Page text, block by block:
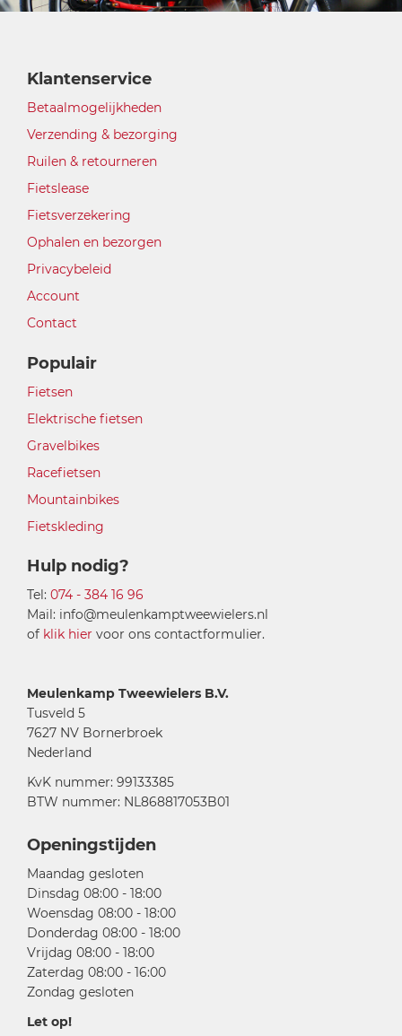
Klantenservice
Betaalmogelijkheden
Verzending & bezorging
Ruilen & retourneren
Fietslease
Fietsverzekering
Ophalen en bezorgen
Privacybeleid
Account
Contact
Populair
Fietsen
Elektrische fietsen
Gravelbikes
Racefietsen
Mountainbikes
Fietskleding
Hulp nodig?
Tel: 074 - 384 16 96
Mail: info@meulenkamptweewielers.nl
of klik hier voor ons contactformulier.
Meulenkamp Tweewielers B.V.
Tusveld 5
7627 NV Bornerbroek
Nederland
KvK nummer: 99133385
BTW nummer: NL868817053B01
Openingstijden
Maandag gesloten
Dinsdag 08:00 - 18:00
Woensdag 08:00 - 18:00
Donderdag 08:00 - 18:00
Vrijdag 08:00 - 18:00
Zaterdag 08:00 - 16:00
Zondag gesloten
Let op!